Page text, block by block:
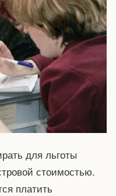
для льготы
стоимостью.
платить